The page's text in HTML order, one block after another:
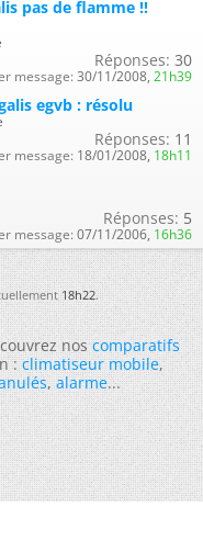
pas de flamme !!
Réponses: 30
message: 30/11/2008, 21h39
egvb : résolu
Réponses: 11
message: 18/01/2008, 18h11
Réponses: 5
message: 07/11/2006, 16h36
18h22.
noscomparatifs
:climatiseur mobile,
,alarme...